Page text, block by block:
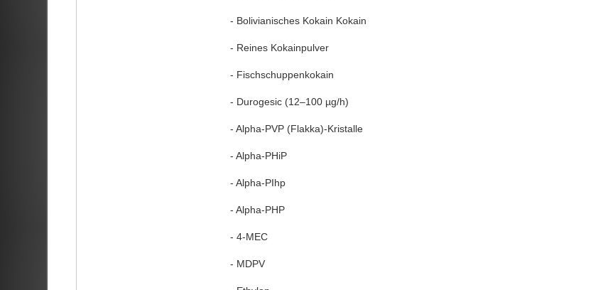
- Bolivianisches Kokain Kokain
- Reines Kokainpulver
- Fischschuppenkokain
- Durogesic (12–100 µg/h)
- Alpha-PVP (Flakka)-Kristalle
- Alpha-PHiP
- Alpha-PIhp
- Alpha-PHP
- 4-MEC
- MDPV